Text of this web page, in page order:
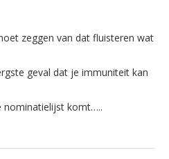
zeggen van dat fluisteren wat
geval dat je immuniteit kan
nominatielijst komt…..